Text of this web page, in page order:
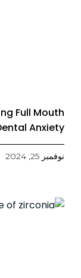
Full Mouth
Anxiety
نوفمبر 25, 2024